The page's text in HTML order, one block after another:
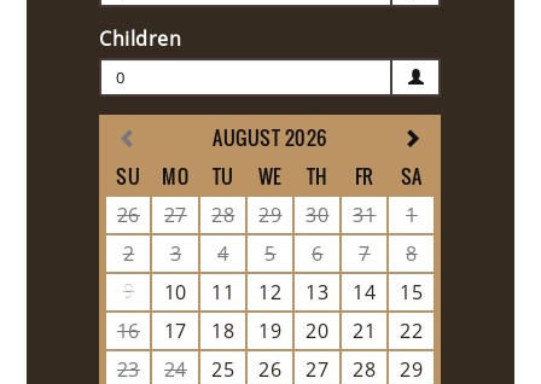
Children
0
AUGUST 2026
SU
MO TU WE TH FR SA
26 27 28 29 30 31
1
2
3 4 5 6 7
8
9
10 11 12 13 14
15
16
17 18 19 20 21
22
23
24 25 26 27 28
29